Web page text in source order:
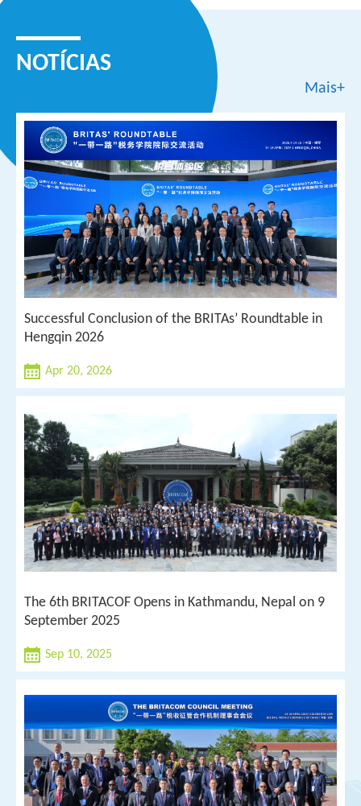
NOTÍCIAS
Mais+
Successful Conclusion of the BRITAs’ Roundtable in
Hengqin 2026
Apr 20, 2026
The 6th BRITACOF Opens in Kathmandu, Nepal on 9
September 2025
Sep 10, 2025